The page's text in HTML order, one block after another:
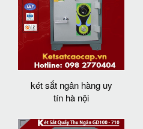
két sắt ngân hàng uy
tín hà nội